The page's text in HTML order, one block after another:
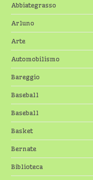
Abbiategrasso
Arluno
Arte
Automobilismo
Bareggio
Baseball
Baseball
Basket
Bernate
Biblioteca